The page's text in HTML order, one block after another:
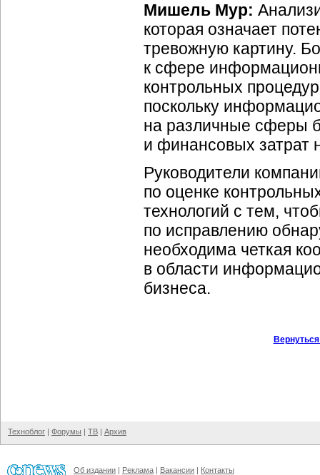
Мишель Мур:
которая означает
тревожную картину.
к сфере
контрольных
поскольку
на различные сферы
и финансовых затрат
Руководители
по оценке
технологий с тем,
по исправлению
необходима четкая
в области
бизнеса.
Техноблог | Форумы | ТВ | Архив
Об издании | Реклама | Вакансии | Контакты